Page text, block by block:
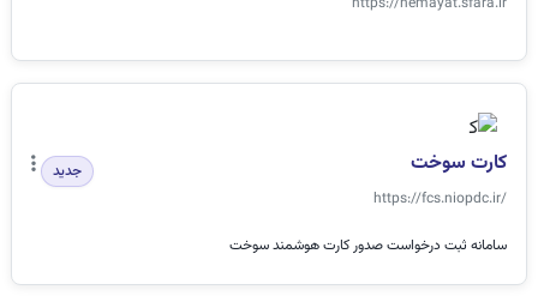
کارت سوخت
https://fcs.niopdc.ir/
جدید
سامانه ثبت درخواست صدور کارت هوشمند سوخت